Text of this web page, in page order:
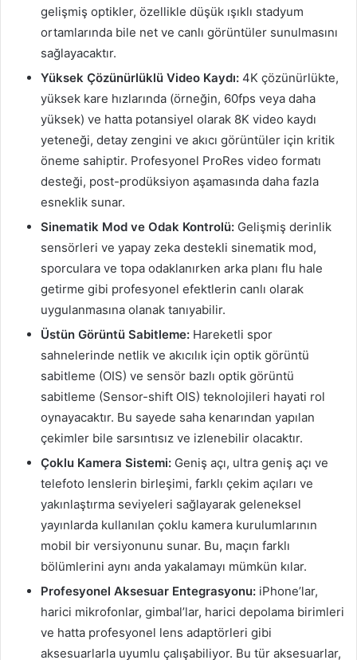
gelişmiş optikler, özellikle düşük ışıklı stadyum
ortamlarında bile net ve canlı görüntüler sunulmasını
sağlayacaktır.
Yüksek Çözünürlüklü Video Kaydı: 4K çözünürlükte,
yüksek kare hızlarında (örneğin, 60fps veya daha
yüksek) ve hatta potansiyel olarak 8K video kaydı
yeteneği, detay zengini ve akıcı görüntüler için kritik
öneme sahiptir. Profesyonel ProRes video formatı
desteği, post-prodüksiyon aşamasında daha fazla
esneklik sunar.
Sinematik Mod ve Odak Kontrolü: Gelişmiş derinlik
sensörleri ve yapay zeka destekli sinematik mod,
sporculara ve topa odaklanırken arka planı flu hale
getirme gibi profesyonel efektlerin canlı olarak
uygulanmasına olanak tanıyabilir.
Üstün Görüntü Sabitleme: Hareketli spor
sahnelerinde netlik ve akıcılık için optik görüntü
sabitleme (OIS) ve sensör bazlı optik görüntü
sabitleme (Sensor-shift OIS) teknolojileri hayati rol
oynayacaktır. Bu sayede saha kenarından yapılan
çekimler bile sarsıntısız ve izlenebilir olacaktır.
Çoklu Kamera Sistemi: Geniş açı, ultra geniş açı ve
telefoto lenslerin birleşimi, farklı çekim açıları ve
yakınlaştırma seviyeleri sağlayarak geleneksel
yayınlarda kullanılan çoklu kamera kurulumlarının
mobil bir versiyonunu sunar. Bu, maçın farklı
bölümlerini aynı anda yakalamayı mümkün kılar.
Profesyonel Aksesuar Entegrasyonu: iPhone’lar,
harici mikrofonlar, gimbal’lar, harici depolama birimleri
ve hatta profesyonel lens adaptörleri gibi
aksesuarlarla uyumlu çalışabiliyor. Bu tür aksesuarlar,